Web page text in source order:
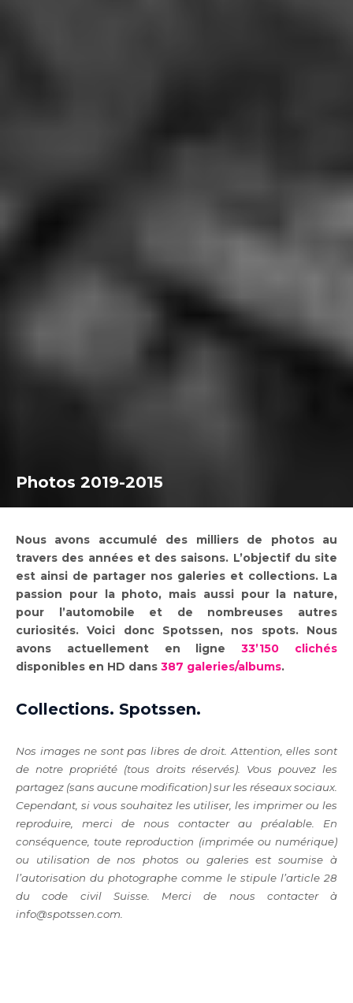
Photos 2019-2015
Nous avons accumulé des milliers de photos au
travers des années et des saisons. L’objectif du site
est ainsi de partager nos galeries et collections. La
passion pour la photo, mais aussi pour la nature,
pour l’automobile et de nombreuses autres
curiosités. Voici donc Spotssen, nos spots. Nous
avons actuellement en ligne33’150 clichés
disponibles en HD dans 387 galeries/albums.
Collections. Spotssen.
Nos images ne sont pas libres de droit. Attention, elles sont
de notre propriété (tous droits réservés). Vous pouvez les
partagez (sans aucune modification) sur les réseaux sociaux.
Cependant, si vous souhaitez les utiliser, les imprimer ou les
reproduire, merci de nous contacter au préalable. En
conséquence, toute reproduction (imprimée ou numérique)
ou utilisation de nos photos ou galeries est soumise à
l’autorisation du photographe comme le stipule l’article 28
du code civil Suisse. Merci de nous contacter à
info@spotssen.com.